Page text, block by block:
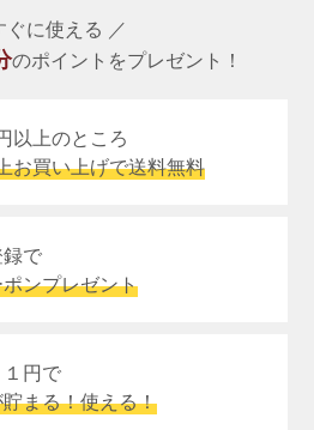
ぐに使える ／
のポイントをプレゼント！
以上のところ
お買い上げで送料無料
で
ンプレゼント
円で
まる！使える！